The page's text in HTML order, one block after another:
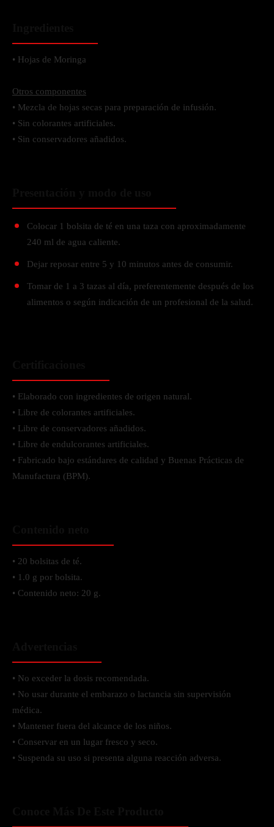
• Hojas de Moringa
Otros componentes
• Mezcla de hojas secas para preparación de infusión.
• Sin colorantes artificiales.
• Sin conservadores añadidos.
Colocar 1 bolsita de té en una taza con aproximadamente
240 ml de agua caliente.
Dejar reposar entre 5 y 10 minutos antes de consumir.
Tomar de 1 a 3 tazas al día, preferentemente después de los
alimentos o según indicación de un profesional de la salud.
• Elaborado con ingredientes de origen natural.
• Libre de colorantes artificiales.
• Libre de conservadores añadidos.
• Libre de endulcorantes artificiales.
• Fabricado bajo estándares de calidad y Buenas Prácticas de
Manufactura (BPM).
• 20 bolsitas de té.
• 1.0 g por bolsita.
• Contenido neto: 20 g.
• No exceder la dosis recomendada.
• No usar durante el embarazo o lactancia sin supervisión
médica.
• Mantener fuera del alcance de los niños.
• Conservar en un lugar fresco y seco.
• Suspenda su uso si presenta alguna reacción adversa.